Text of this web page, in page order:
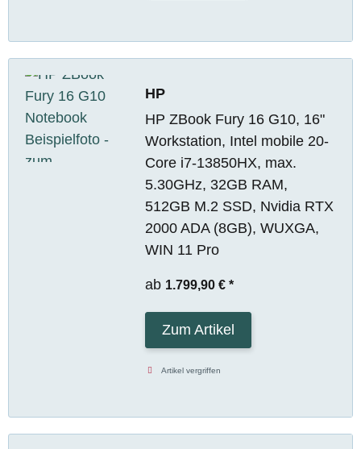
HP
HP ZBook Fury 16 G10, 16"
Workstation, Intel mobile 20-
Core i7-13850HX, max.
5.30GHz, 32GB RAM,
512GB M.2 SSD, Nvidia RTX
2000 ADA (8GB), WUXGA,
WIN 11 Pro
ab 1.799,90 € *
Zum Artikel
Artikel vergriffen